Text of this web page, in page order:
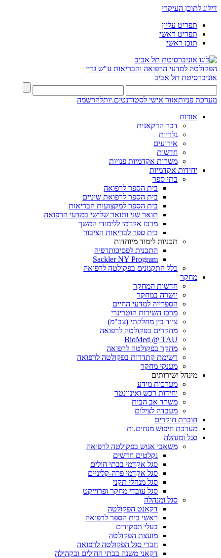
דילוג לתוכן העיקרי
תפריט עליון
תפריט ראשי
תוכן ראשי
הפקולטה למדעי הרפואה והבריאות ע"ש גריי
אוניברסיטת תל אביב
מערכת פניותאזור אישי לסטודנטים.יותלהרשמה
אודות
דבר הדקאנית
גלריות
אירועים
חדשות
משרות אקדמיות פנויות
יחידות אקדמיות
בתי ספר
בית הספר לרפואה
בית הספר לרפואת שיניים
בית הספר למקצועות הבריאות
תואר שני ותואר שלישי במדעי הרפואה
מרכז אקדמי ללימודי המשך
בית ספר לבריאות הציבור
תכניות לימוד מיוחדות
התכנית לפסיכותרפיה
Sackler NY Program
כלל התקנונים בפקולטה לרפואה
מחקר
חדשות המחקר
יושרה במחקר
הספרייה למדעי החיים
מרכז השירות הוטרינרי
ציוד בין מחלקתי (צב"מ)
מחקרים בפקולטה לרפואה
BioMed @ TAU
מחקר בפקולטה לרפואה
רשימת קתדרות בפקולטה לרפואה
מענקי מחקר
מינהל ושירותים
מערכות מידע
יחידות רכש ואינוונטר
משרד אב הבית
מעבדה לצילום
חוברת חוקרים
מערכת חיפוש מנחים.ות
סגל ומנהלה
משאבי אנוש בפקולטה לרפואה
נקלטים חדשים
סגל אקדמי בבתי חולים
סגל אקדמי פרה-קליניים
סגל מנהלי תקני
סגל עובדי מחקר ופרוייקט
סגל ומנהלה
דקאנט הפקולטה
ראשי בית הספר לרפואה
בעלי תפקידים
מועצת הפקולטה
חברי סגל הפקולטה לרפואה
דקאני משנה בבתי החולים ובקהילה